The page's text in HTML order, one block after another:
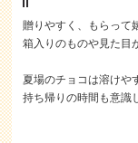
贈りやすく、もらって
箱入りのものや見た目
夏場のチョコは溶けや
持ち帰りの時間も意識